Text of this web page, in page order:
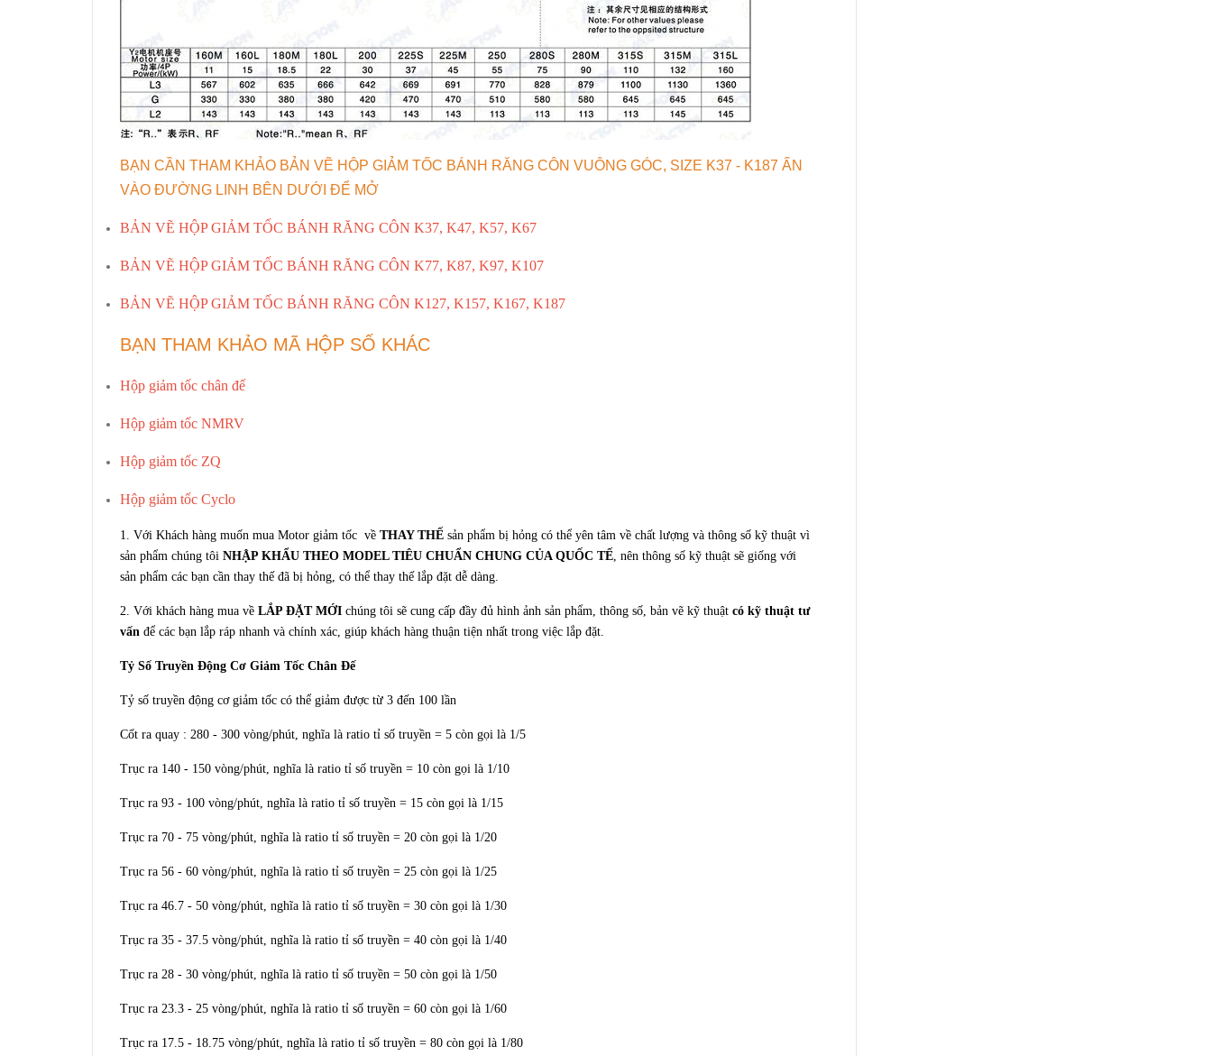
BẠN CẦN THAM KHẢO BẢN VẼ HỘP GIẢM TỐC BÁNH RĂNG CÔN VUÔNG GÓC, SIZE K37 - K187 ẤN
VÀO ĐƯỜNG LINH BÊN DƯỚI ĐỂ MỞ
BẢN VẼ HỘP GIẢM TỐC BÁNH RĂNG CÔN K37, K47, K57, K67
BẢN VẼ HỘP GIẢM TỐC BÁNH RĂNG CÔN K77, K87, K97, K107
BẢN VẼ HỘP GIẢM TỐC BÁNH RĂNG CÔN K127, K157, K167, K187
BẠN THAM KHẢO MÃ HỘP SỐ KHÁC
Hộp giảm tốc chân đế
Hộp giảm tốc NMRV
Hộp giảm tốc ZQ
Hộp giảm tốc Cyclo
1. Với Khách hàng muốn mua Motor giảm tốc về THAY THẾ sản phẩm bị hỏng có thể yên tâm về chất lượng và thông số kỹ thuật vì
sản phẩm chúng tôi NHẬP KHẨU THEO MODEL TIÊU CHUẨN CHUNG CỦA QUỐC TẾ, nên thông số kỹ thuật sẽ giống với
sản phẩm các bạn cần thay thế đã bị hỏng, có thể thay thế lắp đặt dễ dàng.
2. Với khách hàng mua về LẮP ĐẶT MỚI chúng tôi sẽ cung cấp đầy đủ hình ảnh sản phẩm, thông số, bản vẽ kỹ thuật có kỹ thuật tư
vấn để các bạn lắp ráp nhanh và chính xác, giúp khách hàng thuận tiện nhất trong việc lắp đặt.
Tỷ Số Truyền Động Cơ Giảm Tốc Chân Đế
Tỷ số truyền động cơ giảm tốc có thể giảm được từ 3 đến 100 lần
Cốt ra quay : 280 - 300 vòng/phút, nghĩa là ratio tỉ số truyền = 5 còn gọi là 1/5
Trục ra 140 - 150 vòng/phút, nghĩa là ratio tỉ số truyền = 10 còn gọi là 1/10
Trục ra 93 - 100 vòng/phút, nghĩa là ratio tỉ số truyền = 15 còn gọi là 1/15
Trục ra 70 - 75 vòng/phút, nghĩa là ratio tỉ số truyền = 20 còn gọi là 1/20
Trục ra 56 - 60 vòng/phút, nghĩa là ratio tỉ số truyền = 25 còn gọi là 1/25
Trục ra 46.7 - 50 vòng/phút, nghĩa là ratio tỉ số truyền = 30 còn gọi là 1/30
Trục ra 35 - 37.5 vòng/phút, nghĩa là ratio tỉ số truyền = 40 còn gọi là 1/40
Trục ra 28 - 30 vòng/phút, nghĩa là ratio tỉ số truyền = 50 còn gọi là 1/50
Trục ra 23.3 - 25 vòng/phút, nghĩa là ratio tỉ số truyền = 60 còn gọi là 1/60
Trục ra 17.5 - 18.75 vòng/phút, nghĩa là ratio tỉ số truyền = 80 còn gọi là 1/80